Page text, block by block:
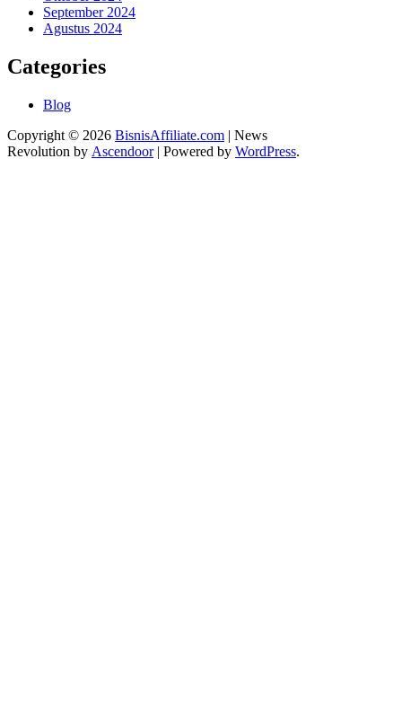
September 2024
Agustus 2024
Categories
Blog
Copyright © 2026 BisnisAffiliate.com | News
Revolution by Ascendoor| Powered by WordPress.